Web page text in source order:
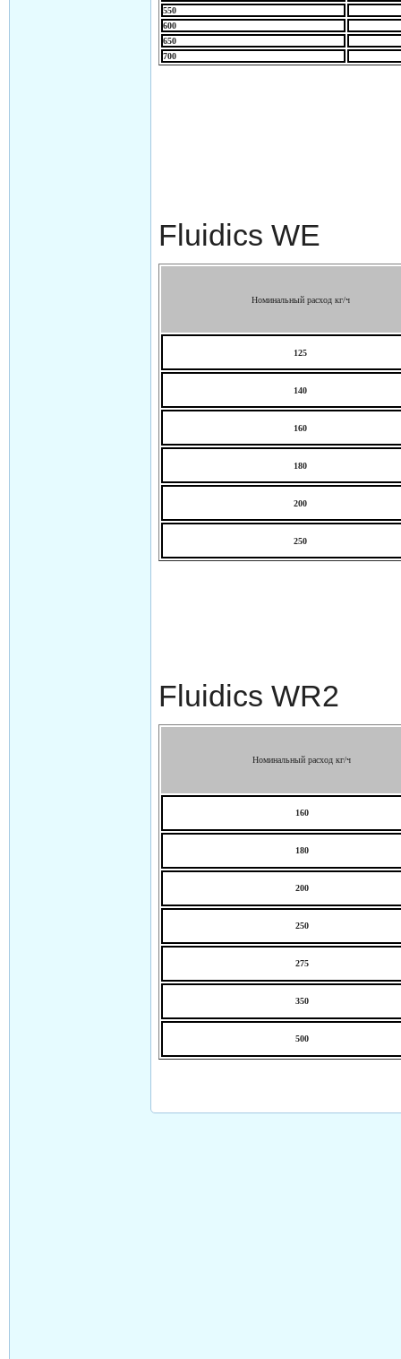
550
600
650
700
Fluidics WE
Номинальный расход кг/ч
125
140
160
180
200
250
Fluidics WR2
Номинальный расход кг/ч
160
180
200
250
275
350
500